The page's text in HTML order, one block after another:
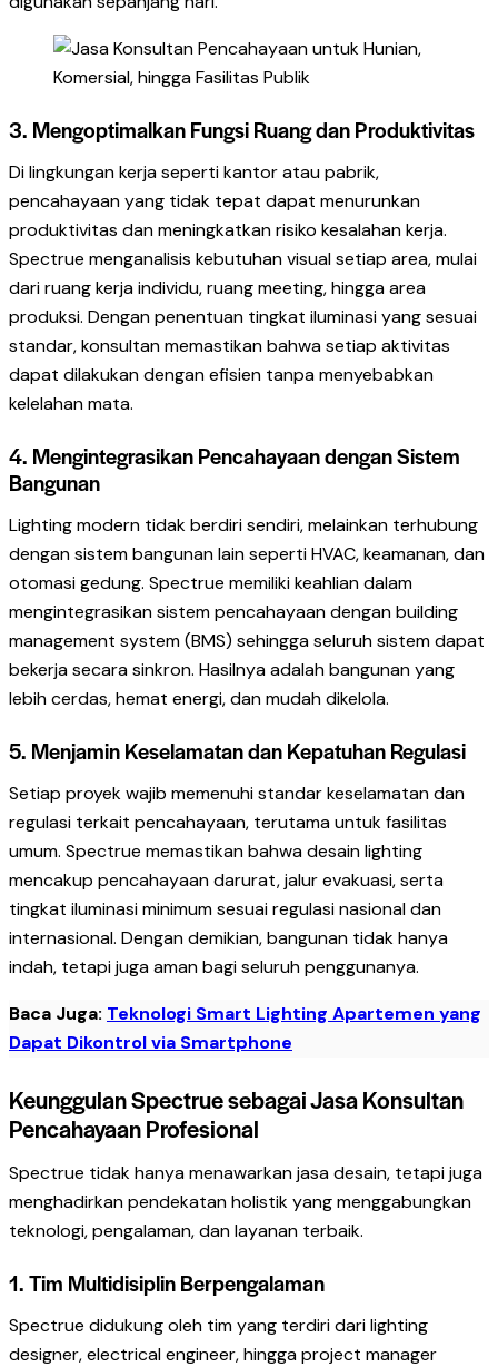
3. Mengoptimalkan Fungsi Ruang dan Produktivitas
Di lingkungan kerja seperti kantor atau pabrik,
pencahayaan yang tidak tepat dapat menurunkan
produktivitas dan meningkatkan risiko kesalahan kerja.
Spectrue menganalisis kebutuhan visual setiap area, mulai
dari ruang kerja individu, ruang meeting, hingga area
produksi. Dengan penentuan tingkat iluminasi yang sesuai
standar, konsultan memastikan bahwa setiap aktivitas
dapat dilakukan dengan efisien tanpa menyebabkan
kelelahan mata.
4. Mengintegrasikan Pencahayaan dengan Sistem
Bangunan
Lighting modern tidak berdiri sendiri, melainkan terhubung
dengan sistem bangunan lain seperti HVAC, keamanan, dan
otomasi gedung. Spectrue memiliki keahlian dalam
mengintegrasikan sistem pencahayaan dengan building
management system (BMS) sehingga seluruh sistem dapat
bekerja secara sinkron. Hasilnya adalah bangunan yang
lebih cerdas, hemat energi, dan mudah dikelola.
5. Menjamin Keselamatan dan Kepatuhan Regulasi
Setiap proyek wajib memenuhi standar keselamatan dan
regulasi terkait pencahayaan, terutama untuk fasilitas
umum. Spectrue memastikan bahwa desain lighting
mencakup pencahayaan darurat, jalur evakuasi, serta
tingkat iluminasi minimum sesuai regulasi nasional dan
internasional. Dengan demikian, bangunan tidak hanya
indah, tetapi juga aman bagi seluruh penggunanya.
Baca Juga: Teknologi Smart Lighting Apartemen yang
Dapat Dikontrol via Smartphone
Keunggulan Spectrue sebagai Jasa Konsultan
Pencahayaan Profesional
Spectrue tidak hanya menawarkan jasa desain, tetapi juga
menghadirkan pendekatan holistik yang menggabungkan
teknologi, pengalaman, dan layanan terbaik.
1. Tim Multidisiplin Berpengalaman
Spectrue didukung oleh tim yang terdiri dari lighting
designer, electrical engineer, hingga project manager